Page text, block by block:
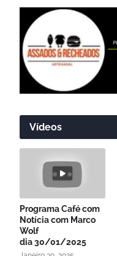
Vídeos
Programa Café com
Notícia com Marco
Wolf
dia 30/01/2025